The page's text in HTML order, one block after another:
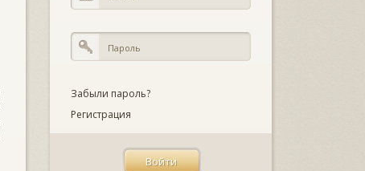
Забыли пароль?
Регистрация